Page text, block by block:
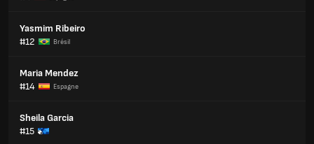
Yasmim Ribeiro
#12
Brésil
Maria Mendez
#14
Espagne
Sheila Garcia
#15